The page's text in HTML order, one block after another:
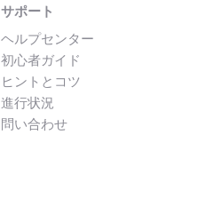
サポート
ヘルプセンター
初心者ガイド
ヒントとコツ
進行状況
問い合わせ